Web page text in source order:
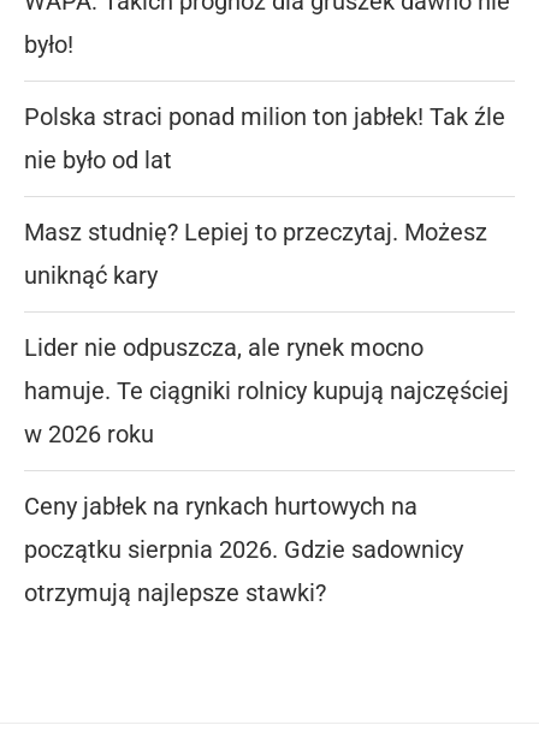
było!
Polska straci ponad milion ton jabłek! Tak źle
nie było od lat
Masz studnię? Lepiej to przeczytaj. Możesz
uniknąć kary
Lider nie odpuszcza, ale rynek mocno
hamuje. Te ciągniki rolnicy kupują najczęściej
w 2026 roku
Ceny jabłek na rynkach hurtowych na
początku sierpnia 2026. Gdzie sadownicy
otrzymują najlepsze stawki?